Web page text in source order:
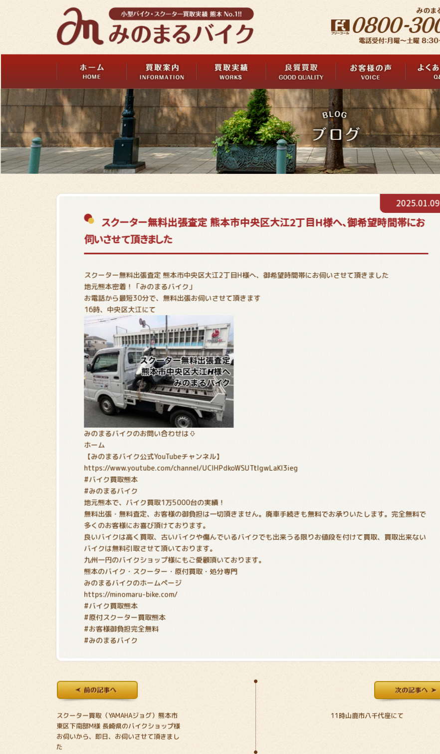
スクーター無料出張査定 熊本市中央区大江2丁目H様へ、御希望時間帯にお
伺いさせて頂きました
2025.01.09
スクーター無料出張査定 熊本市中央区大江2丁目H様へ、御希望時間帯にお伺いさせて頂きました
地元熊本密着！「みのまるバイク」
お電話から最短30分で、無料出張お伺いさせて頂きます
16時、中央区大江にて
みのまるバイクのお問い合わせは⇩
ホーム
【みのまるバイク公式YouTubeチャンネル】
https://www.youtube.com/channel/UCIHPdkoWSUTtIgwLaKl3ieg
#バイク買取熊本
#みのまるバイク
地元熊本で、バイク買取1万5000台の実績！
無料出張・無料査定、お客様の御負担は一切頂きません。廃車手続きも無料でお承りいたします。完全無料で
多くのお客様にお喜び頂けております。
良いバイクは高く買取、古いバイクや傷んでいるバイクでも出来うる限りお値段を付けて買取、買取出来ない
バイクは無料引取させて頂いております。
九州一円のバイクショップ様にもご愛顧頂いております。
熊本のバイク・スクーター・原付買取・処分専門
みのまるバイクのホームページ
https://minomaru-bike.com/
#バイク買取熊本
#原付スクーター買取熊本
#お客様御負担完全無料
#みのまるバイク
スクーター買取（YAMAHAジョグ）熊本市
東区下南部M様 長崎県のバイクショップ様
お伺いから、即日、お伺いさせて頂きまし
た
11時山鹿市八千代座にて